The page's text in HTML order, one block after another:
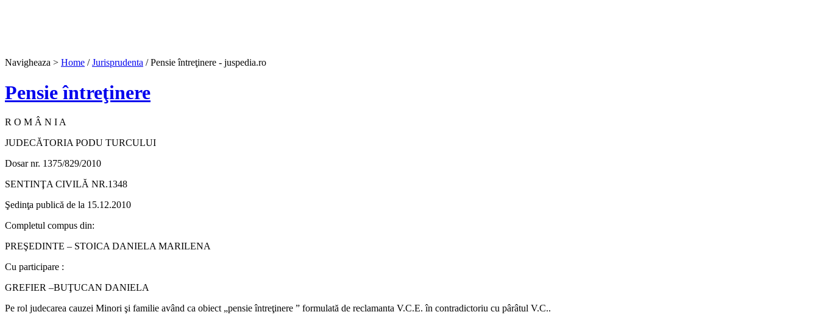
Navigheaza > Home /Jurisprudenta / Pensie întreţinere - juspedia.ro
Pensie întreţinere
R O M Â N I A
JUDECĂTORIA PODU TURCULUI
Dosar nr. 1375/829/2010
SENTINŢA CIVILĂ NR.1348
Şedinţa publică de la 15.12.2010
Completul compus din:
PREŞEDINTE – STOICA DANIELA MARILENA
Cu participare :
GREFIER –BUŢUCAN DANIELA
Pe rol judecarea cauzei Minori şi familie având ca obiect „pensie întreţinere ” formulată de reclamanta V.C.E. în contradictoriu cu pârâtul V.C..